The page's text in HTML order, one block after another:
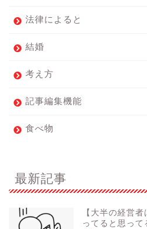
法律によると
結婚
考え方
記事編集機能
食べ物
最新記事
【大半の経営
ってると思って